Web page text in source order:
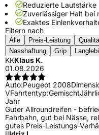
Reduzierte Lautstärke
Zuverlässiger Halt bei
Exaktes
Filtern nach
Alle Preis-Leistung
Nasshaftung
Grip
KKKlaus K.
01.08.2026
Auto:Peugeot 2008
VFahrtentyp:Gemischt
Jahr
Guter Allroundreifen -
Fahrbahn, gut bei Nässe,
gutes Preis-Leistungs-